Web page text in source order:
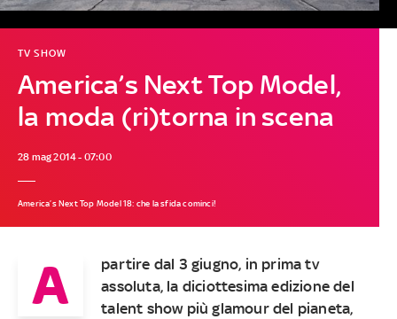
America’s Next Top Model,
la moda (ri)torna in scena
TV SHOW
28 mag 2014 - 07:00
America’s Next Top Model 18: che la sfida cominci!
A
partire dal 3 giugno, in prima tv
assoluta, la diciottesima edizione del
talent show più glamour del pianeta,